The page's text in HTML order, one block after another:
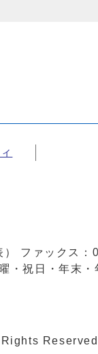
） ファックス
祝日・年末・